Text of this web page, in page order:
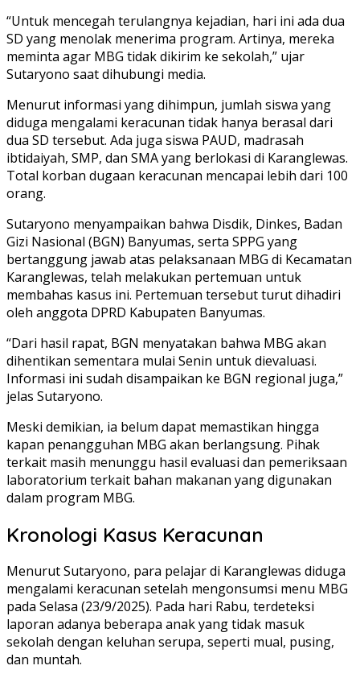
“Untuk mencegah terulangnya kejadian, hari ini ada dua
SD yang menolak menerima program. Artinya, mereka
meminta agar MBG tidak dikirim ke sekolah,” ujar
Sutaryono saat dihubungi media.
Menurut informasi yang dihimpun, jumlah siswa yang
diduga mengalami keracunan tidak hanya berasal dari
dua SD tersebut. Ada juga siswa PAUD, madrasah
ibtidaiyah, SMP, dan SMA yang berlokasi di Karanglewas.
Total korban dugaan keracunan mencapai lebih dari 100
orang.
Sutaryono menyampaikan bahwa Disdik, Dinkes, Badan
Gizi Nasional (BGN) Banyumas, serta SPPG yang
bertanggung jawab atas pelaksanaan MBG di Kecamatan
Karanglewas, telah melakukan pertemuan untuk
membahas kasus ini. Pertemuan tersebut turut dihadiri
oleh anggota DPRD Kabupaten Banyumas.
“Dari hasil rapat, BGN menyatakan bahwa MBG akan
dihentikan sementara mulai Senin untuk dievaluasi.
Informasi ini sudah disampaikan ke BGN regional juga,”
jelas Sutaryono.
Meski demikian, ia belum dapat memastikan hingga
kapan penangguhan MBG akan berlangsung. Pihak
terkait masih menunggu hasil evaluasi dan pemeriksaan
laboratorium terkait bahan makanan yang digunakan
dalam program MBG.
Kronologi Kasus Keracunan
Menurut Sutaryono, para pelajar di Karanglewas diduga
mengalami keracunan setelah mengonsumsi menu MBG
pada Selasa (23/9/2025). Pada hari Rabu, terdeteksi
laporan adanya beberapa anak yang tidak masuk
sekolah dengan keluhan serupa, seperti mual, pusing,
dan muntah.